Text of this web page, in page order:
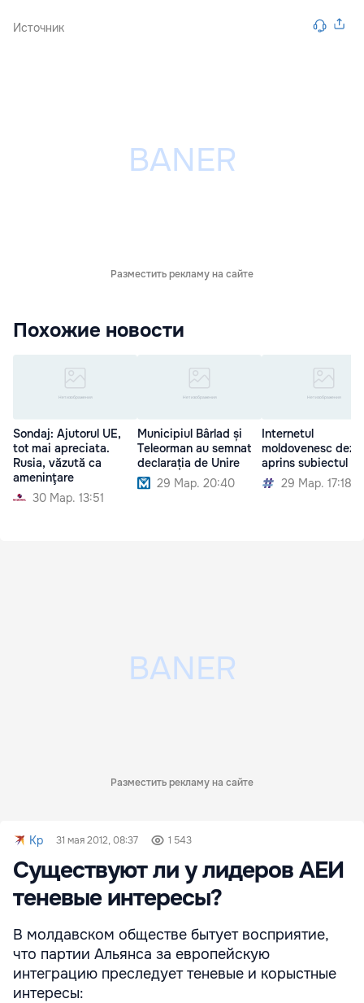
Источник
Разместить рекламу на сайте
Похожие новости
Sondaj: Ajutorul UE,
tot mai apreciata.
Rusia, văzută ca
ameninţare
30 Мар. 13:51
Municipiul Bârlad și
Teleorman au semnat
declarația de Unire
29 Мар. 20:40
Internetul
moldovenesc
aprins subiectul
29 Мар. 17:18
Разместить рекламу на сайте
Kp 31 мая 2012, 08:37 1 543
Существуют ли у лидеров АЕИ
теневые интересы?
В молдавском обществе бытует восприятие,
что партии Альянса за европейскую
интеграцию преследует теневые и корыстные
интересы: